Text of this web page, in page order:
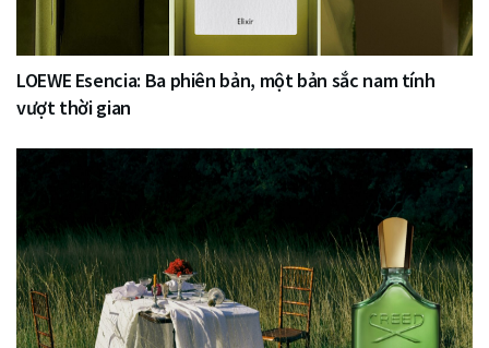
LOEWE Esencia: Ba phiên bản, một bản sắc nam tính
vượt thời gian